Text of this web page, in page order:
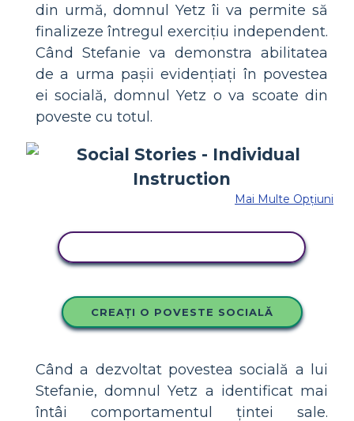
din urmă, domnul Yetz îi va permite să
finalizeze întregul exercițiu independent.
Când Stefanie va demonstra abilitatea
de a urma pașii evidențiați în povestea
ei socială, domnul Yetz o va scoate din
poveste cu totul.
Mai Multe Opțiuni
CREAȚI O POVESTE SOCIALĂ
Când a dezvoltat povestea socială a lui
Stefanie, domnul Yetz a identificat mai
întâi comportamentul țintei sale.